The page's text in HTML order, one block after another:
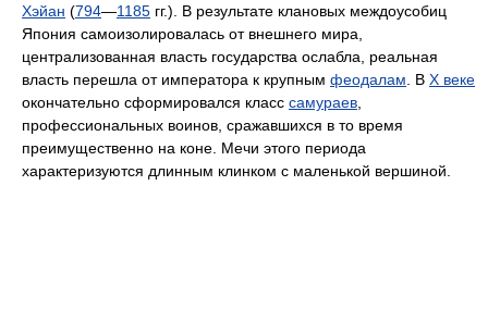
Хэйан (794—1185 гг.). В результате клановых междоусобиц
Япония самоизолировалась от внешнего мира,
централизованная власть государства ослабла, реальная
власть перешла от императора к крупным феодалам. В X веке
окончательно сформировался класс самураев,
профессиональных воинов, сражавшихся в то время
преимущественно на коне. Мечи этого периода
характеризуются длинным клинком с маленькой вершиной.